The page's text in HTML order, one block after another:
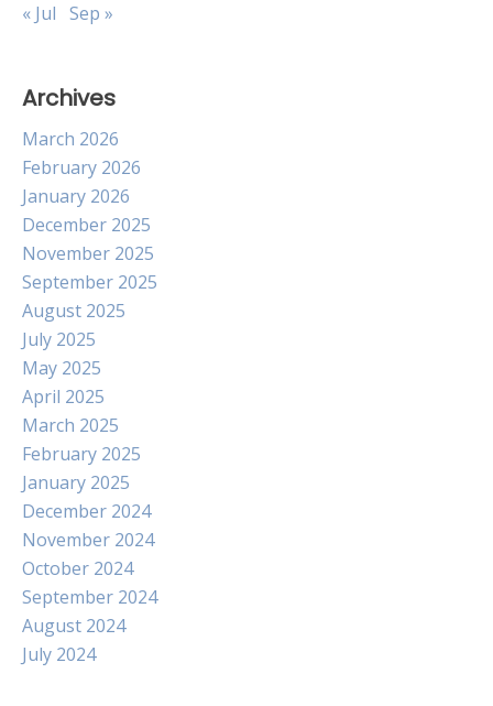
« Jul Sep »
Archives
March 2026
February 2026
January 2026
December 2025
November 2025
September 2025
August 2025
July 2025
May 2025
April 2025
March 2025
February 2025
January 2025
December 2024
November 2024
October 2024
September 2024
August 2024
July 2024